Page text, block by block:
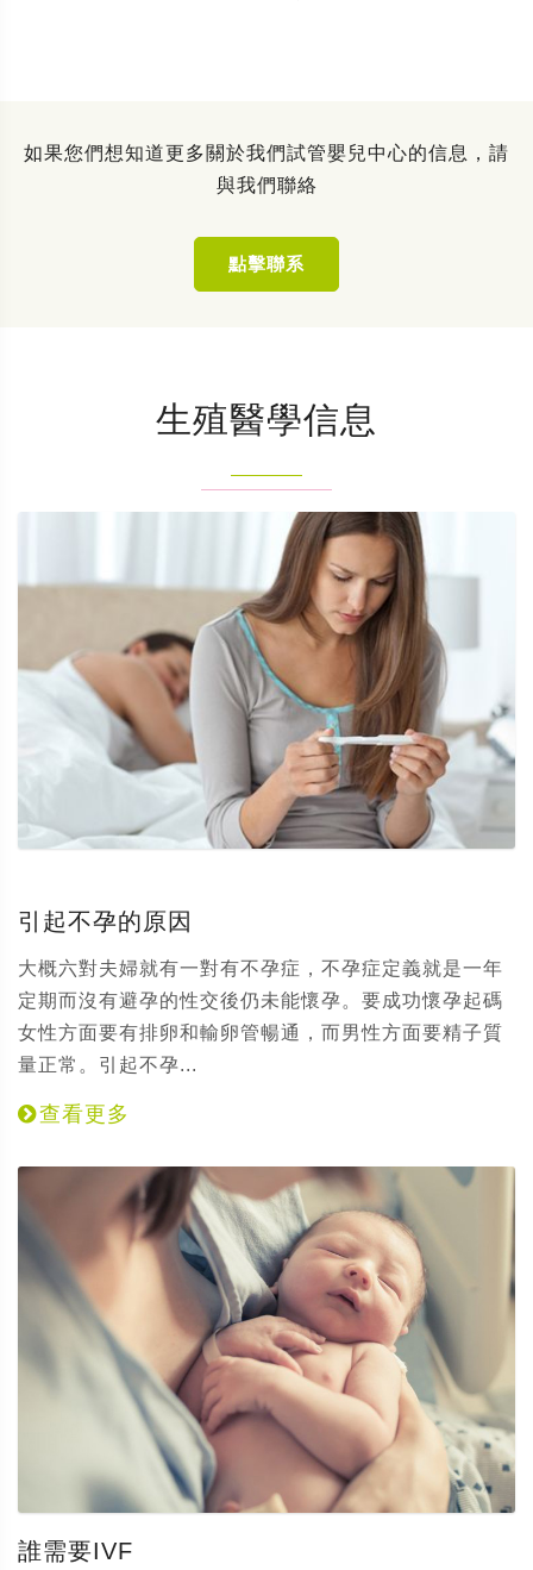
如果您們想知道更多關於我們試管嬰兒中心的信息，請
與我們聯絡
點擊聯系
生殖醫學信息
引起不孕的原因
大概六對夫婦就有一對有不孕症，不孕症定義就是一年
定期而沒有避孕的性交後仍未能懷孕。要成功懷孕起碼
女性方面要有排卵和輸卵管暢通，而男性方面要精子質
量正常。引起不孕...
查看更多
誰需要IVF